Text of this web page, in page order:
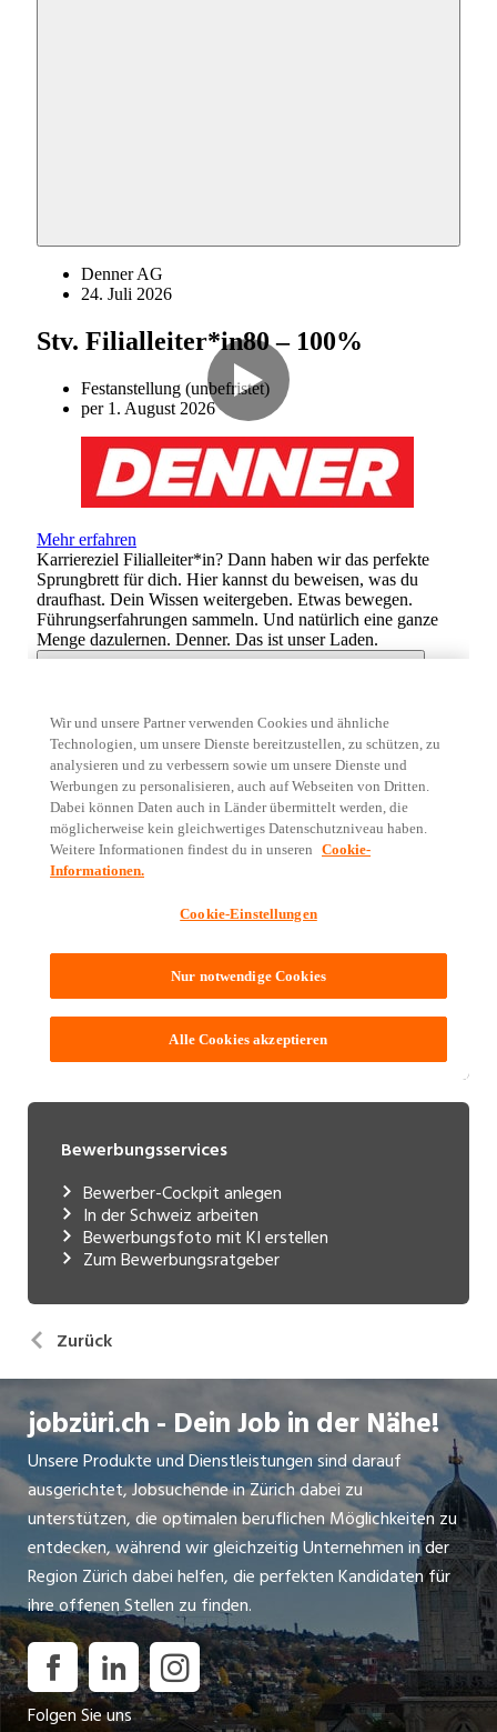
Bewerbungsservices
Bewerber-Cockpit anlegen
In der Schweiz arbeiten
Bewerbungsfoto mit KI erstellen
Zum Bewerbungsratgeber
Zurück
jobzüri.ch - Dein Job in der Nähe!
Unsere Produkte und Dienstleistungen sind darauf
ausgerichtet, Jobsuchende in Zürich dabei zu
unterstützen, die optimalen beruflichen Möglichkeiten zu
entdecken, während wir gleichzeitig Unternehmen in der
Region Zürich dabei helfen, die perfekten Kandidaten für
ihre offenen Stellen zu finden.
Folgen Sie uns